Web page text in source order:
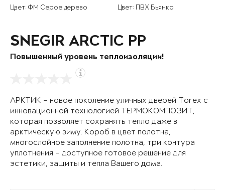
Цвет: ФМ Серое дерево Цвет: ПВХ Бьянко
SNEGIR ARCTIC PP
Повышенный уровень теплоизоляции!
АРКТИК – новое поколение уличных дверей Torex с
инновационной технологией ТЕРМОКОМПОЗИТ,
которая позволяет сохранять тепло даже в
арктическую зиму. Короб в цвет полотна,
многослойное заполнение полотна, три контура
уплотнения – доступное готовое решение для
эстетики, защиты и тепла Вашего дома.